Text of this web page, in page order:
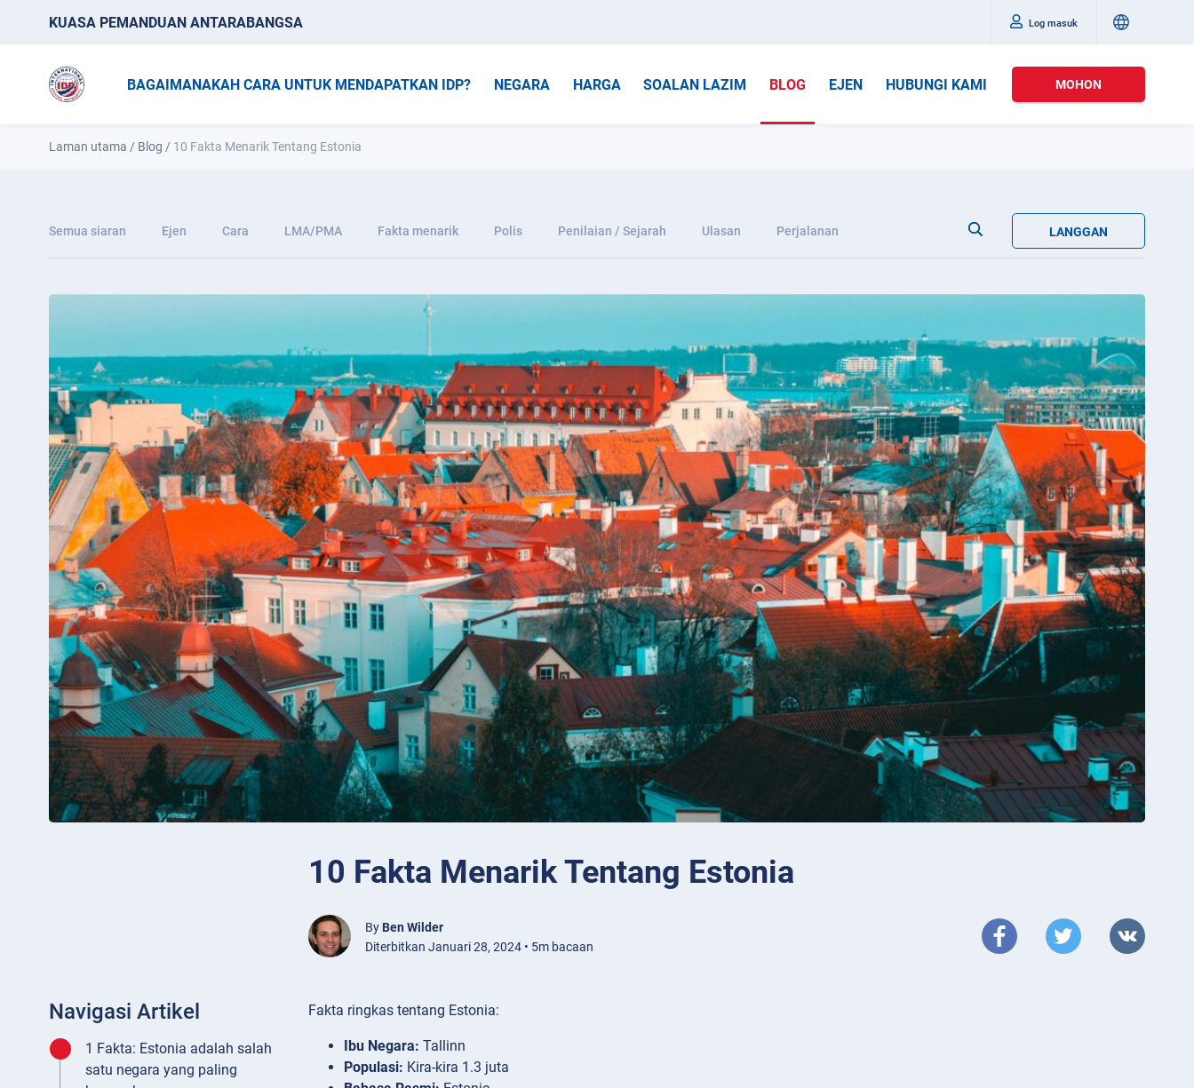
KUASA PEMANDUAN ANTARABANGSA Log masuk
BAGAIMANAKAH CARA UNTUK MENDAPATKAN IDP? NEGARA HARGA SOALAN LAZIM BLOG EJEN HUBUNGI KAMI MOHON
Laman utama / Blog / 10 Fakta Menarik Tentang Estonia
Semua siaran Ejen Cara LMA/PMA Fakta menarik Polis Penilaian / Sejarah Ulasan Perjalanan LANGGAN
10 Fakta Menarik Tentang Estonia
By Ben Wilder
Diterbitkan Januari 28, 2024 • 5m bacaan
Navigasi Artikel
1 Fakta: Estonia adalah salah
satu negara yang paling
Fakta ringkas tentang Estonia:
Ibu Negara: Tallinn
Populasi: Kira-kira 1.3 juta